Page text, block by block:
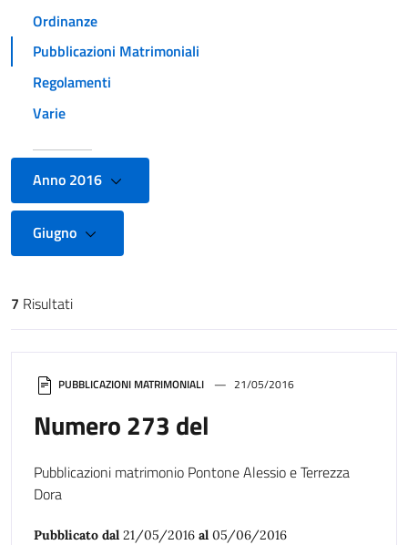
Ordinanze
Pubblicazioni Matrimoniali
Regolamenti
Varie
Anno 2016
Giugno
Risultati di ricerca
7 Risultati
PUBBLICAZIONI MATRIMONIALI 21/05/2016
Numero 273 del
Pubblicazioni matrimonio Pontone Alessio e Terrezza
Dora
Pubblicato dal 21/05/2016 al 05/06/2016